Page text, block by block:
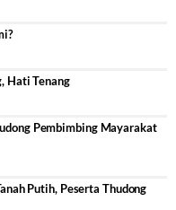
Hati Tenang
Pembimbing Mayarakat
Putih, Peserta Thudong